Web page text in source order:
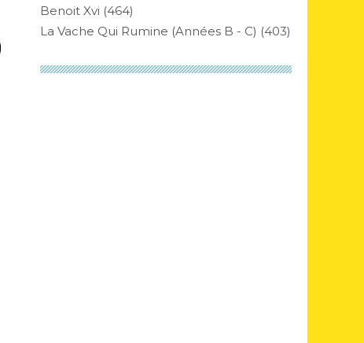
Benoit Xvi (464)
La Vache Qui Rumine (années B - C) (403)